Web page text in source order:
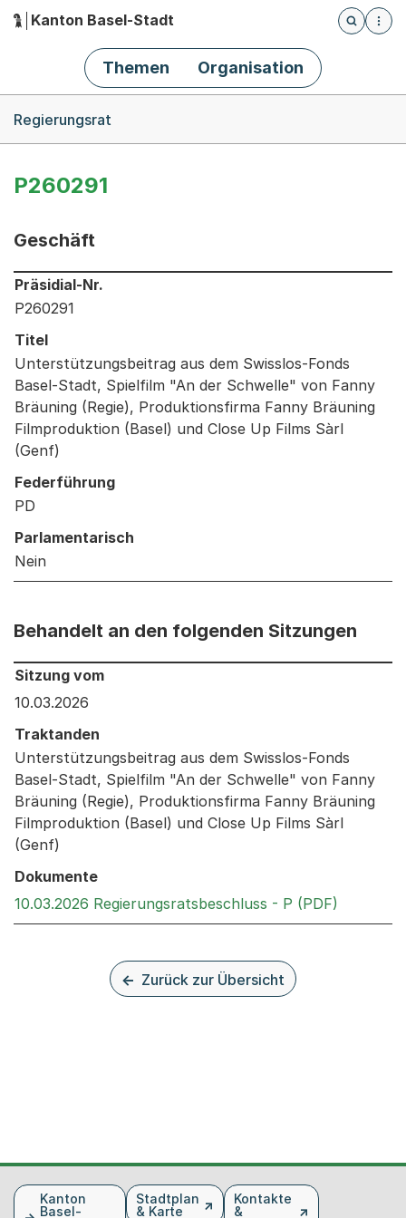
Hauptnavigation
Kanton Basel-Stadt
Öffnet
Themen Organisation
Regierungsrat
P260291
Geschäft
Informationen zum Ausgewählten Geschäft
Präsidial-Nr.
P260291
Titel
Unterstützungsbeitrag aus dem Swisslos-Fonds
Basel-Stadt, Spielfilm "An der Schwelle" von Fanny
Bräuning (Regie), Produktionsfirma Fanny Bräuning
Filmproduktion (Basel) und Close Up Films Sàrl
(Genf)
Federführung
PD
Parlamentarisch
Nein
Behandelt an den folgenden Sitzungen
Behandelt an den folgenden Sitzungen: Informationen
Sitzung vom
10.03.2026
Traktanden
Unterstützungsbeitrag aus dem Swisslos-Fonds
Basel-Stadt, Spielfilm "An der Schwelle" von Fanny
Bräuning (Regie), Produktionsfirma Fanny Bräuning
Filmproduktion (Basel) und Close Up Films Sàrl
(Genf)
Dokumente
10.03.2026 Regierungsratsbeschluss - P (PDF)
Zurück zur Übersicht
FusszeileKanton
Basel-
Stadtplan
& Karte
Kontakte
&